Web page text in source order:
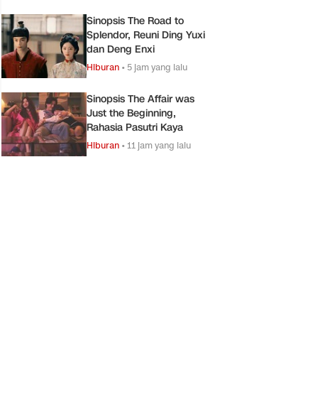
Sinopsis The Road to
Splendor, Reuni Ding Yuxi
dan Deng Enxi
Hiburan • 5 jam yang lalu
Sinopsis The Affair was
Just the Beginning,
Rahasia Pasutri Kaya
Hiburan •11 jam yang lalu